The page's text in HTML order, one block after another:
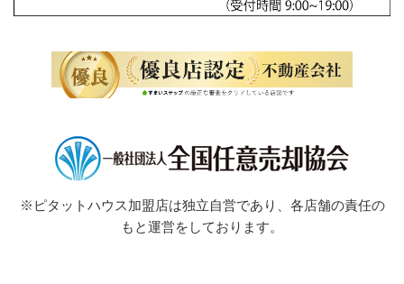
※ピタットハウス加盟店は独立自営であり、各店舗の責任の
もと運営をしております。